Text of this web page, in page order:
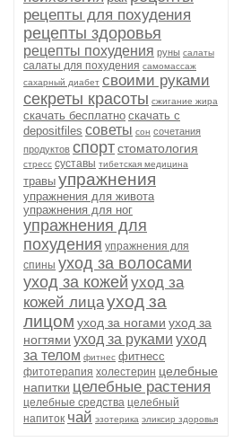
рецепты для похудения
рецепты здоровья
рецепты похудения руны салаты
салаты для похудения самомассаж
сахарный диабет своими руками
секреты красоты сжигание жира
скачать бесплатно скачать с
depositfiles советы сон сочетания
продуктов спортстоматология
стресс суставы тибетская медицина
травы упражнения
упражнения для живота
упражнения для ног
упражнения для
похудения упражнения для
спины уход за волосами
уход за кожей уход за
кожей лицауход за
лицом уход за ногами уход за
ногтями уход за руками уход
за телом фитнес фитнесс
фитотерапия холестерин целебные
напитки целебные растения
целебные средства целебный
напиток чай эзотерика эликсир здоровья